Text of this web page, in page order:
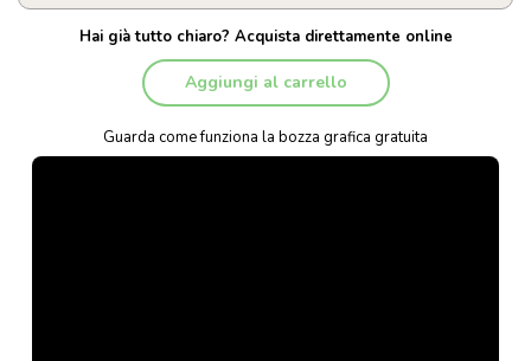
Hai già tutto chiaro? Acquista direttamente online
Aggiungi al carrello
Guarda come funziona la bozza grafica gratuita